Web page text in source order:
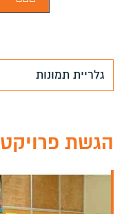
גלריית תמונות
הגשת פרויקט